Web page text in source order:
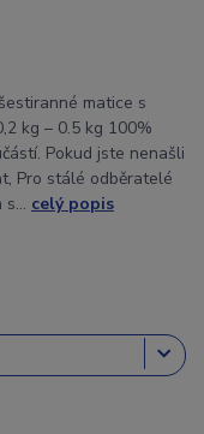
matice s
kg – 0.5 kg 100%
Pokud jste nenašli
Pro stálé odběratelé
celý popis